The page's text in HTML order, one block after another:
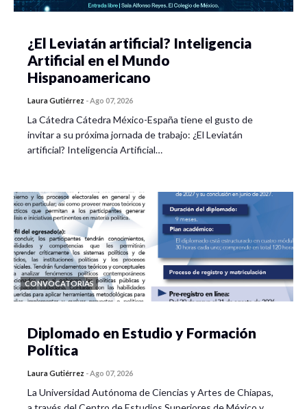
¿El Leviatán artificial? Inteligencia
Artificial en el Mundo
Hispanoamericano
Laura Gutiérrez -Ago 07, 2026
La Cátedra Cátedra México-España tiene el gusto de
invitar a su próxima jornada de trabajo: ¿El Leviatán
artificial? Inteligencia Artificial…
CONVOCATORIAS
Diplomado en Estudio y Formación
Política
Laura Gutiérrez -Ago 07, 2026
La Universidad Autónoma de Ciencias y Artes de Chiapas,